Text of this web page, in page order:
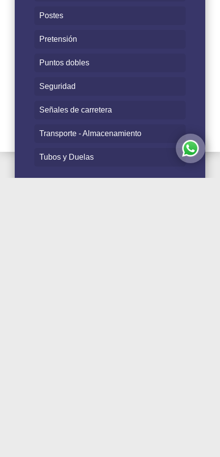
Postes
Pretensión
Puntos dobles
Seguridad
Señales de carretera
Transporte - Almacenamiento
Tubos y Duelas